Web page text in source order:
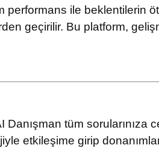
performans ile beklentilerin
geçirilir. Bu platform,
Danışman tüm
etkileşime girip